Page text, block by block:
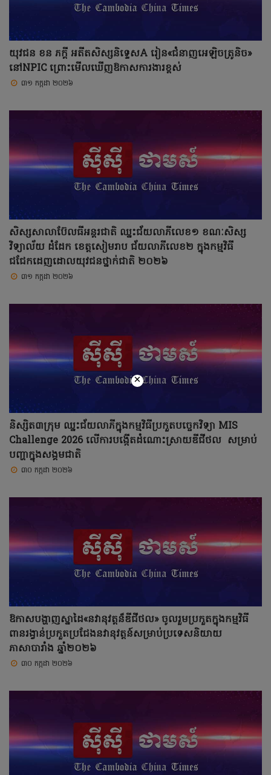
យុវជន ខន ភក្តី អតីតសិស្សនិទ្ទេសA រៀន«ជំនាញអេឡិចត្រូនិច»
នៅNPIC ព្រោះមើលឃើញឱកាសការងារខ្ពស់
៣១ កក្កដា ២០២៦
សិស្សសាលាប៊ែលធីអន្តរជាតិ ឈ្នះជ័យលាភីលេខ១ ខណៈសិស្ស
វិទ្យាល័យ ដំដែក ខេត្តសៀមរាប ជ័យលាភីលេខ២ ក្នុងកម្មវិធី
ជជែកដេញដោលយុវជនថ្នាក់ជាតិ ២០២៦
៣១ កក្កដា ២០២៦
និស្សិត៣ក្រុម ឈ្នះជ័យលាភីក្នុងកម្មវិធីប្រកួតបច្ចេកវិទ្យា MIS
Challenge 2026 លើការបង្កើតដំណោះស្រាយឌីជីថល សម្រាប់
បញ្ហាក្នុងសង្គមជាតិ
៣០ កក្កដា ២០២៦
ឱកាសបង្ហាញស្នាដៃ«នវានុវត្តន៏ឌីជីថល» ចូលរួមប្រកួតក្នុងកម្មវិធី
ពានរង្វាន់ប្រកួតប្រជែងនវានុវត្តន៍សម្រាប់ប្រទេសនិយាយ
ភាសាបារាំង ឆ្នាំ២០២៦
៣០ កក្កដា ២០២៦
×